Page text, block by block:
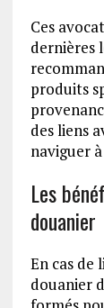
Ces
dernières
produits
des liens
naviguer
Les
douanier
En cas de
douanier